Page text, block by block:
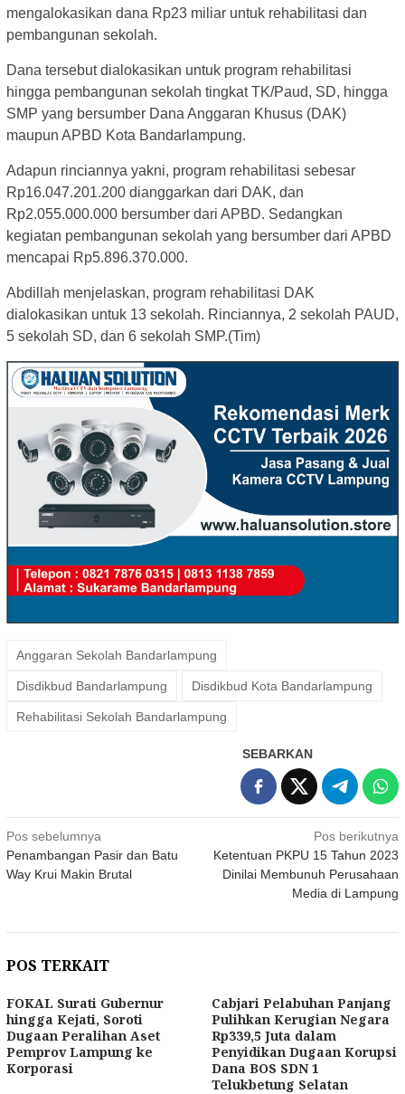
mengalokasikan dana Rp23 miliar untuk rehabilitasi dan
pembangunan sekolah.
Dana tersebut dialokasikan untuk program rehabilitasi
hingga pembangunan sekolah tingkat TK/Paud, SD, hingga
SMP yang bersumber Dana Anggaran Khusus (DAK)
maupun APBD Kota Bandarlampung.
Adapun rinciannya yakni, program rehabilitasi sebesar
Rp16.047.201.200 dianggarkan dari DAK, dan
Rp2.055.000.000 bersumber dari APBD. Sedangkan
kegiatan pembangunan sekolah yang bersumber dari APBD
mencapai Rp5.896.370.000.
Abdillah menjelaskan, program rehabilitasi DAK
dialokasikan untuk 13 sekolah. Rinciannya, 2 sekolah PAUD,
5 sekolah SD, dan 6 sekolah SMP.(Tim)
Anggaran Sekolah Bandarlampung
Disdikbud Bandarlampung Disdikbud Kota Bandarlampung
Rehabilitasi Sekolah Bandarlampung
SEBARKAN
Navigasi
pos
Pos sebelumnya
Penambangan Pasir dan Batu
Way Krui Makin Brutal
Pos berikutnya
Ketentuan PKPU 15 Tahun 2023
Dinilai Membunuh Perusahaan
Media di Lampung
POS TERKAIT
FOKAL Surati Gubernur
hingga Kejati, Soroti
Dugaan Peralihan Aset
Pemprov Lampung ke
Korporasi
Cabjari Pelabuhan Panjang
Pulihkan Kerugian Negara
Rp339,5 Juta dalam
Penyidikan Dugaan Korupsi
Dana BOS SDN 1
Telukbetung Selatan